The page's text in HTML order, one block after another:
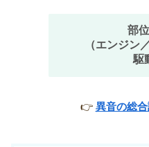
部
（エンジン
駆
👉 異音の総